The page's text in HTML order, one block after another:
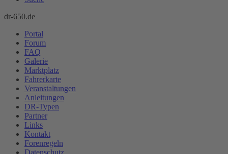
dr-650.de
Portal
Forum
FAQ
Galerie
Marktplatz
Fahrerkarte
Veranstaltungen
Anleitungen
DR-Typen
Partner
Links
Kontakt
Forenregeln
Datenschutz